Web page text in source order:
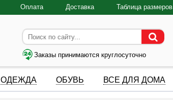
Оплата Доставка Таблица размеров
Заказы принимаются круглосуточно
ОДЕЖДА ОБУВЬ ВСЕ ДЛЯ ДОМА